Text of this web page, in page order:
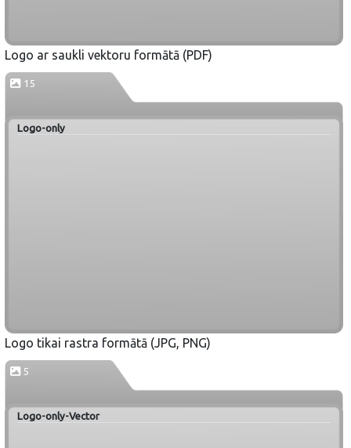
Logo ar saukli vektoru formātā (PDF)
15
Logo-only
Logo tikai rastra formātā (JPG, PNG)
5
Logo-only-Vector